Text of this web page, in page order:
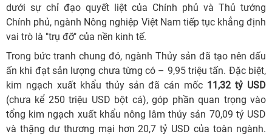
dưới sự chỉ đạo quyết liệt của Chính phủ và Thủ tướng
Chính phủ, ngành Nông nghiệp Việt Nam tiếp tục khẳng định
vai trò là "trụ đỡ" của nền kinh tế.
Trong bức tranh chung đó, ngành Thủy sản đã tạo nên dấu
ấn khi đạt sản lượng chưa từng có – 9,95 triệu tấn. Đặc biệt,
kim ngạch xuất khẩu thủy sản đã cán mốc 11,32 tỷ USD
(chưa kể 250 triệu USD bột cá), góp phần quan trọng vào
tổng kim ngạch xuất khẩu nông lâm thủy sản 70,09 tỷ USD
và thặng dư thương mại hơn 20,7 tỷ USD của toàn ngành.